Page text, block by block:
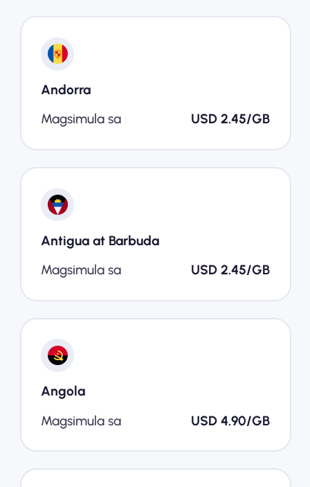
Andorra
Magsimula sa
USD 2.45/GB
Antigua at Barbuda
Magsimula sa
USD 2.45/GB
Angola
Magsimula sa
USD 4.90/GB